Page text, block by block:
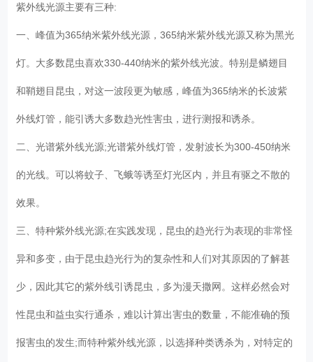
紫外线光源主要有三种:
一、峰值为365纳米紫外线光源，365纳米紫外线光源又称为黑光
灯。大多数昆虫喜欢330-440纳米的紫外线光波。特别是鳞翅目
和鞘翅目昆虫，对这一波段更为敏感，峰值为365纳米的长波紫
外线灯管，能引诱大多数趋光性害虫，进行测报和诱杀。
二、光谱紫外线光源;光谱紫外线灯管，发射波长为300-450纳米
的光线。可以将蚊子、飞蛾等诱至灯光区内，并且有驱之不散的
效果。
三、特种紫外线光源;在实践发现，昆虫的趋光行为表现的非常怪
异和多变，由于昆虫趋光行为的复杂性和人们对其原因的了解甚
少，因此其它的紫外线引诱昆虫，多为漫天撒网。这样必然会对
性昆虫和益虫实行通杀，难以计算出害虫的数量，不能准确的预
报害虫的发生;而特种紫外线光源，以选择种类诱杀为，对特定的